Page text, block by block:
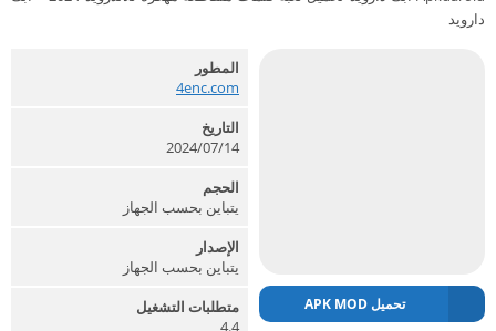
دارويد
تحميل APK MOD
المطور
4enc.com‏
التاريخ
2024/07/14
الحجم
يتباين بحسب الجهاز
الإصدار
يتباين بحسب الجهاز
متطلبات التشغيل
4.4